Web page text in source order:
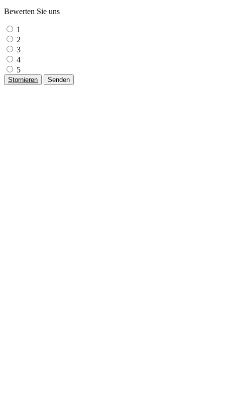
Bewerten Sie uns
1
2
3
4
5
Stornieren Senden